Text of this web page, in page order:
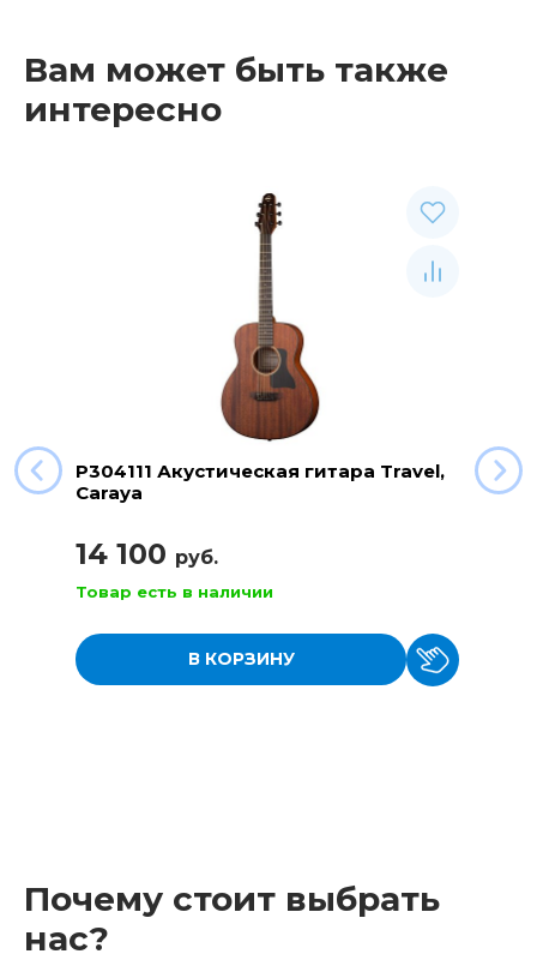
Вам может быть также
интересно
P304111 Акустическая гитара Travel,
Caraya
14 100 руб.
Товар есть в наличии
В КОРЗИНУ
Почему стоит выбрать
нас?